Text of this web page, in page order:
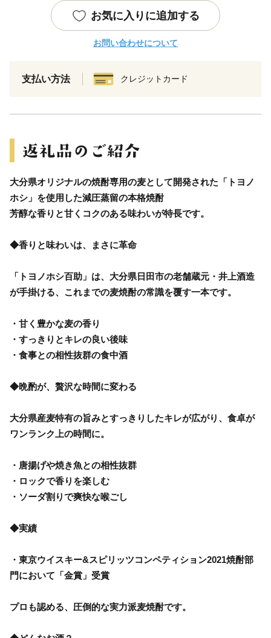
お気に入りに追加する
お問い合わせについて
支払い方法 クレジットカード
大分県オリジナルの焼酎専用の麦として開発された「トヨノ
ホシ」を使用した減圧蒸留の本格焼酎
芳醇な香りと甘くコクのある味わいが特長です。
◆香りと味わいは、まさに革命
「トヨノホシ百助」は、大分県日田市の老舗蔵元・井上酒造
が手掛ける、これまでの麦焼酎の常識を覆す一本です。
・甘く豊かな麦の香り
・すっきりとキレの良い後味
・食事との相性抜群の食中酒
◆晩酌が、贅沢な時間に変わる
大分県産麦特有の旨みとすっきりしたキレが広がり、食卓が
ワンランク上の時間に。
・唐揚げや焼き魚との相性抜群
・ロックで香りを楽しむ
・ソーダ割りで爽快な喉ごし
◆実績
・東京ウイスキー&スピリッツコンペティション2021焼酎部
門において「金賞」受賞
プロも認める、圧倒的な実力派麦焼酎です。